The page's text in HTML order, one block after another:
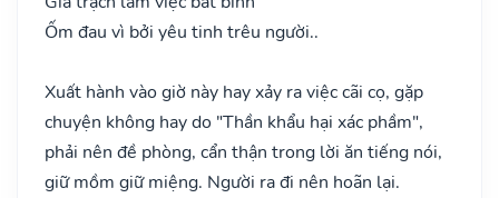
Ốm đau vì bởi yêu tinh trêu người..
Xuất hành vào giờ này hay xảy ra việc cãi cọ, gặp
chuyện không hay do "Thần khẩu hại xác phầm",
phải nên đề phòng, cẩn thận trong lời ăn tiếng nói,
giữ mồm giữ miệng. Người ra đi nên hoãn lại.